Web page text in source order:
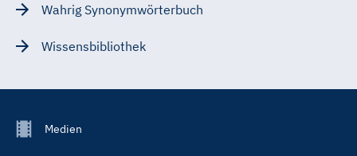
Wahrig Synonymwörterbuch
Wissensbibliothek
FooterMedien